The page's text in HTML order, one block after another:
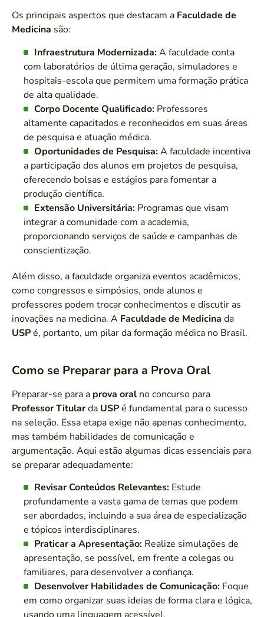
Os principais aspectos que destacam a Faculdade de
Medicina são:
Infraestrutura Modernizada:A faculdade conta
com laboratórios de última geração, simuladores e
hospitais-escola que permitem uma formação prática
de alta qualidade.
Corpo Docente Qualificado: Professores
altamente capacitados e reconhecidos em suas áreas
de pesquisa e atuação médica.
Oportunidades de Pesquisa:A faculdade incentiva
a participação dos alunos em projetos de pesquisa,
oferecendo bolsas e estágios para fomentar a
produção científica.
Extensão Universitária: Programas que visam
integrar a comunidade com a academia,
proporcionando serviços de saúde e campanhas de
conscientização.
Além disso, a faculdade organiza eventos acadêmicos,
como congressos e simpósios, onde alunos e
professores podem trocar conhecimentos e discutir as
inovações na medicina. A Faculdade de Medicina da
USPé, portanto, um pilar da formação médica no Brasil.
Como se Preparar para a Prova Oral
Preparar-se para a prova oral no concurso para
Professor Titularda USPé fundamental para o sucesso
na seleção. Essa etapa exige não apenas conhecimento,
mas também habilidades de comunicação e
argumentação. Aqui estão algumas dicas essenciais para
se preparar adequadamente:
Revisar Conteúdos Relevantes: Estude
profundamente a vasta gama de temas que podem
ser abordados, incluindo a sua área de especialização
e tópicos interdisciplinares.
Praticar a Apresentação: Realize simulações de
apresentação, se possível, em frente a colegas ou
familiares, para desenvolver a confiança.
Desenvolver Habilidades de Comunicação: Foque
em como organizar suas ideias de forma clara e lógica,